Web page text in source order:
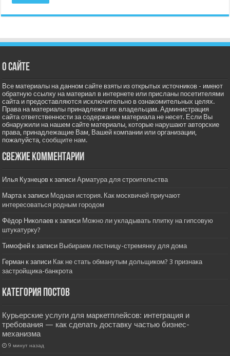
О сайте
Все материалы на данном сайте взяты из открытых источников - имеют
обратную ссылку на материал в интернете или присланы посетителями
сайта и предоставляются исключительно в ознакомительных целях.
Права на материалы принадлежат их владельцам. Администрация
сайта ответственности за содержание материала не несет. Если Вы
обнаружили на нашем сайте материалы, которые нарушают авторские
права, принадлежащие Вам, Вашей компании или организации,
пожалуйста,сообщите нам.
Свежие комментарии
Илья Кузнецов к записиАрматура для строительства
Мартак записи Модная история. Как москвичей приучают
интересоваться родным городом
Фёдор Николаев к записи Можно ли укладывать плитку на гипсовую
штукатурку?
Тимофей к записи Выбираем лестницу-стремянку для дома
Герман к записи Как не стать обманутым дольщиком? 3 признака
застройщика-банкрота
Категория постов
Курьерские услуги для маркетплейсов: интеграция и
требования — как сделать доставку частью бизнес-
механизма
9 минут назад